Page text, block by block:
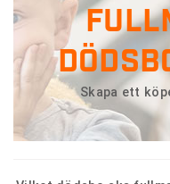
Skapa ett